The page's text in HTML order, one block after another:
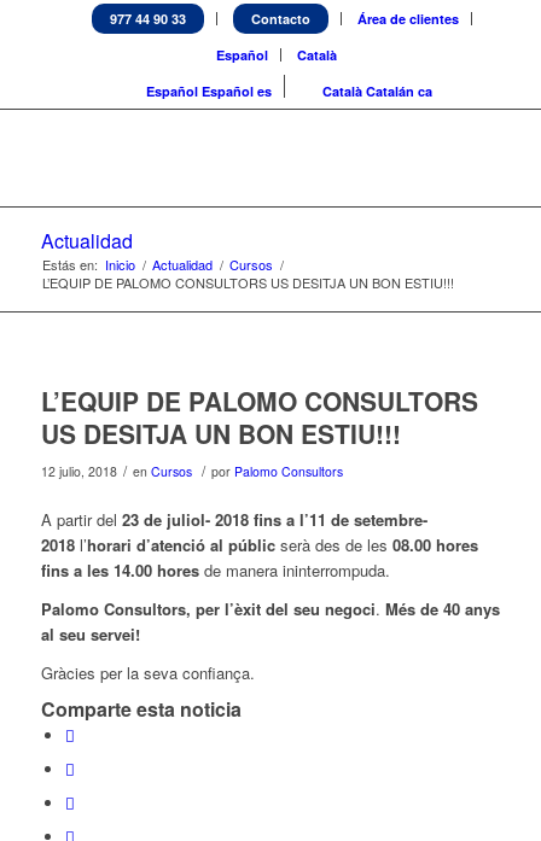
977 44 90 33 Contacto
Área de clientes
Español
Català
Español Español es Català Catalán ca
Actualidad
Estás en: Inicio / Actualidad / Cursos /
L’EQUIP DE PALOMO CONSULTORS US DESITJA UN BON ESTIU!!!
L’EQUIP DE PALOMO CONSULTORS
US DESITJA UN BON ESTIU!!!
12 julio, 2018 / en Cursos / por Palomo Consultors
A partir del 23 de juliol- 2018 fins a l’11 de setembre-
2018l’horari d’atenció al públicserà des de les 08.00 hores
fins a les 14.00 horesde manera ininterrompuda.
Palomo Consultors, per l’èxit del seu negoci. Més de 40 anys
al seu servei!
Gràcies per la seva confiança.
Comparte esta noticia